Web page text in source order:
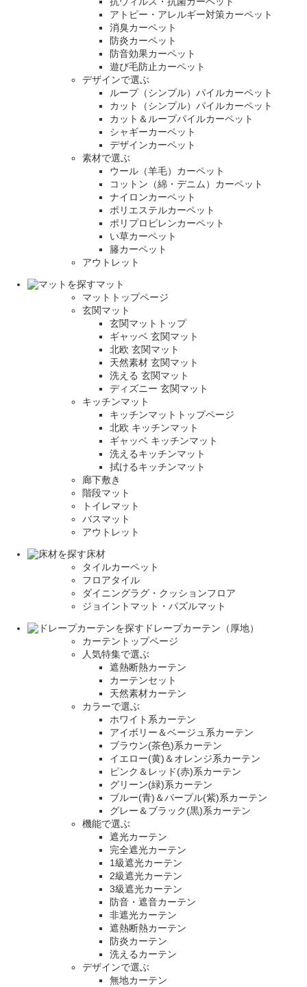
アトピー・アレルギー対策カーペット
消臭カーペット
防炎カーペット
防音効果カーペット
遊び毛防止カーペット
デザインで選ぶ
ループ（シンプル）パイルカーペット
カット（シンプル）パイルカーペット
カット＆ループパイルカーペット
シャギーカーペット
デザインカーペット
素材で選ぶ
ウール（羊毛）カーペット
コットン（綿・デニム）カーペット
ナイロンカーペット
ポリエステルカーペット
ポリプロピレンカーペット
い草カーペット
籐カーペット
アウトレット
マット
マットトップページ
玄関マット
玄関マットトップ
ギャッベ 玄関マット
北欧 玄関マット
天然素材 玄関マット
洗える 玄関マット
ディズニー 玄関マット
キッチンマット
キッチンマットトップページ
北欧 キッチンマット
ギャッベ キッチンマット
洗えるキッチンマット
拭けるキッチンマット
廊下敷き
階段マット
トイレマット
バスマット
アウトレット
床材
タイルカーペット
フロアタイル
ダイニングラグ・クッションフロア
ジョイントマット・パズルマット
ドレープカーテン（厚地）
カーテントップページ
人気特集で選ぶ
遮熱断熱カーテン
カーテンセット
天然素材カーテン
カラーで選ぶ
ホワイト系カーテン
アイボリー＆ベージュ系カーテン
ブラウン(茶色)系カーテン
イエロー(黄)＆オレンジ系カーテン
ピンク＆レッド(赤)系カーテン
グリーン(緑)系カーテン
ブルー(青)＆パープル(紫)系カーテン
グレー＆ブラック(黒)系カーテン
機能で選ぶ
遮光カーテン
完全遮光カーテン
1級遮光カーテン
2級遮光カーテン
3級遮光カーテン
防音・遮音カーテン
非遮光カーテン
遮熱断熱カーテン
防炎カーテン
洗えるカーテン
デザインで選ぶ
無地カーテン